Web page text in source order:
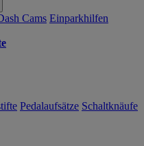
Cams Einparkhilfen
Pedalaufsätze Schaltknäufe